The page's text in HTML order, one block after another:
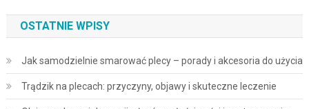
OSTATNIE WPISY
Jak samodzielnie smarować plecy – porady i akcesoria do użycia
Trądzik na plecach: przyczyny, objawy i skuteczne leczenie